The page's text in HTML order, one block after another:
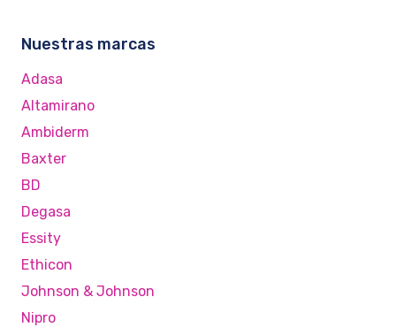
Nuestras marcas
Adasa
Altamirano
Ambiderm
Baxter
BD
Degasa
Essity
Ethicon
Johnson & Johnson
Nipro